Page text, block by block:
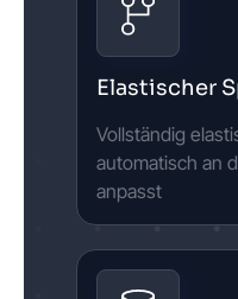
Elastischer
Vollständig
automatisch an
anpasst